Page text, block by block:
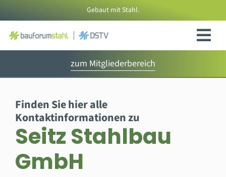
Inhalt
springen
Gebaut mit Stahl.
zum Mitgliederbereich
Finden Sie hier alle
Kontaktinformationen zu
Seitz Stahlbau
GmbH